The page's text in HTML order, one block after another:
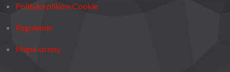
Polityka plików Cookie
Regulamin
Mapa strony